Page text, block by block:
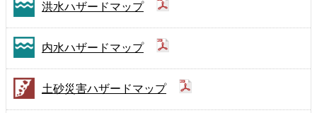
洪水ハザードマップ
内水ハザードマップ
土砂災害ハザードマップ